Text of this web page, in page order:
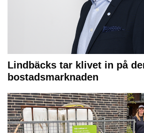
Lindbäcks tar klivet in på
bostadsmarknaden